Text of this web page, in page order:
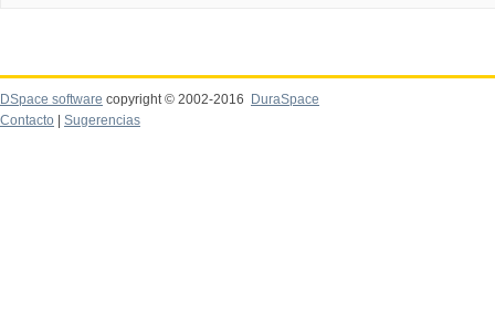
DSpace software copyright © 2002-2016
DuraSpace
Contacto
Sugerencias